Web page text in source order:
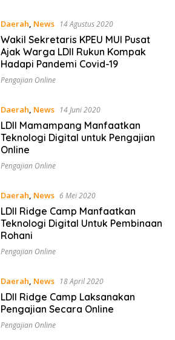
Daerah, News 14 Agustus 2020
Wakil Sekretaris KPEU MUI Pusat
Ajak Warga LDII Rukun Kompak
Hadapi Pandemi Covid-19
Pengajian Online
Daerah, News 14 Juni 2020
LDII Mamampang Manfaatkan
Teknologi Digital untuk Pengajian
Online
Pengajian Online
Daerah, News 6 Mei 2020
LDII Ridge Camp Manfaatkan
Teknologi Digital Untuk Pembinaan
Rohani
Pengajian Online
Daerah, News 18 April 2020
LDII Ridge Camp Laksanakan
Pengajian Secara Online
Pengajian Online